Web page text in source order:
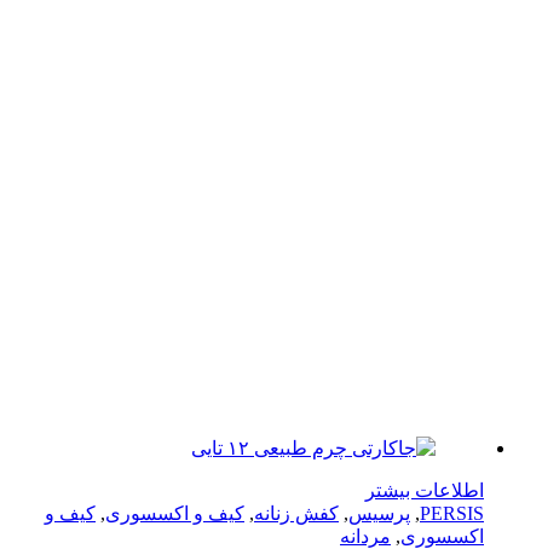
بیشتر
پرسیس, کفش زنانه,کیف و اکسسوری,کیف و
,مردانه